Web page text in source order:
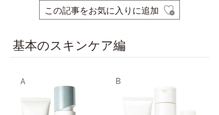
この記事をお気に入りに追加
基本のスキンケア編